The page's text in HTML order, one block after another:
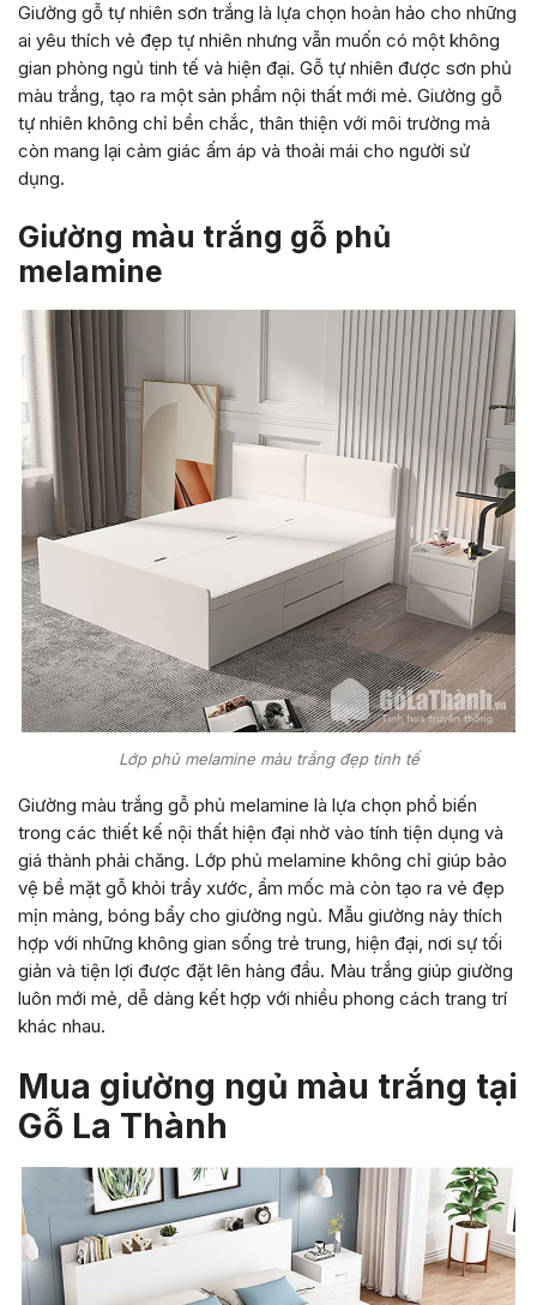
Giường gỗ tự nhiên sơn trắng là lựa chọn hoàn hảo cho những
ai yêu thích vẻ đẹp tự nhiên nhưng vẫn muốn có một không
gian phòng ngủ tinh tế và hiện đại. Gỗ tự nhiên được sơn phủ
màu trắng, tạo ra một sản phẩm nội thất mới mẻ. Giường gỗ
tự nhiên không chỉ bền chắc, thân thiện với môi trường mà
còn mang lại cảm giác ấm áp và thoải mái cho người sử
dụng.
Giường màu trắng gỗ phủ
melamine
Lớp phủ melamine màu trắng đẹp tinh tế
Giường màu trắng gỗ phủ melamine là lựa chọn phổ biến
trong các thiết kế nội thất hiện đại nhờ vào tính tiện dụng và
giá thành phải chăng. Lớp phủ melamine không chỉ giúp bảo
vệ bề mặt gỗ khỏi trầy xước, ẩm mốc mà còn tạo ra vẻ đẹp
mịn màng, bóng bẩy cho giường ngủ. Mẫu giường này thích
hợp với những không gian sống trẻ trung, hiện đại, nơi sự tối
giản và tiện lợi được đặt lên hàng đầu. Màu trắng giúp giường
luôn mới mẻ, dễ dàng kết hợp với nhiều phong cách trang trí
khác nhau.
Mua giường ngủ màu trắng tại
Gỗ La Thành